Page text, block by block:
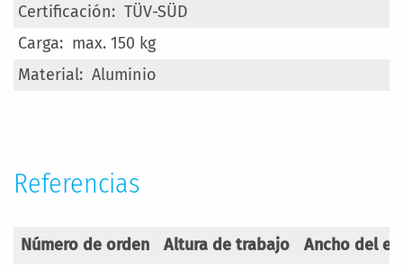
TÜV-SÜD
max. 150 kg
Aluminio
Referencias
Número de orden Altura de trabajo
Ancho del